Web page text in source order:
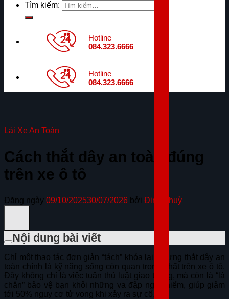
Tìm kiếm:
Hotline
084.323.6666
Hotline
084.323.6666
Lái Xe An Toàn
Cách thắt dây an toàn đúng
trên xe ô tô
Đăng ngày 09/10/202530/07/2026 bởi Đinh Thuỳ
Nội dung bài viết
Chỉ một thao tác đơn giản “tách” khóa lại, nhưng thắt dây an
toàn chính là kỹ năng sống còn quan trọng nhất trên xe ô tô.
Đây không chỉ là việc tuân thủ luật giao thông, mà còn là “lá
chắn” bảo vệ bạn khỏi những va đập nguy hiểm, giúp giảm
tới 50% nguy cơ tử vong khi xảy ra sự cố.